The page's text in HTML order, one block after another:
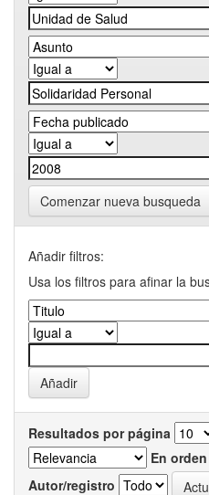
Comenzar nueva busqueda
Añadir filtros:
Usa los filtros para afinar la
Resultados por página
En orden
Autor/registro